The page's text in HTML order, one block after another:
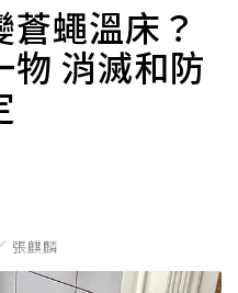
蠅溫床？
物 消滅和防
張麒麟